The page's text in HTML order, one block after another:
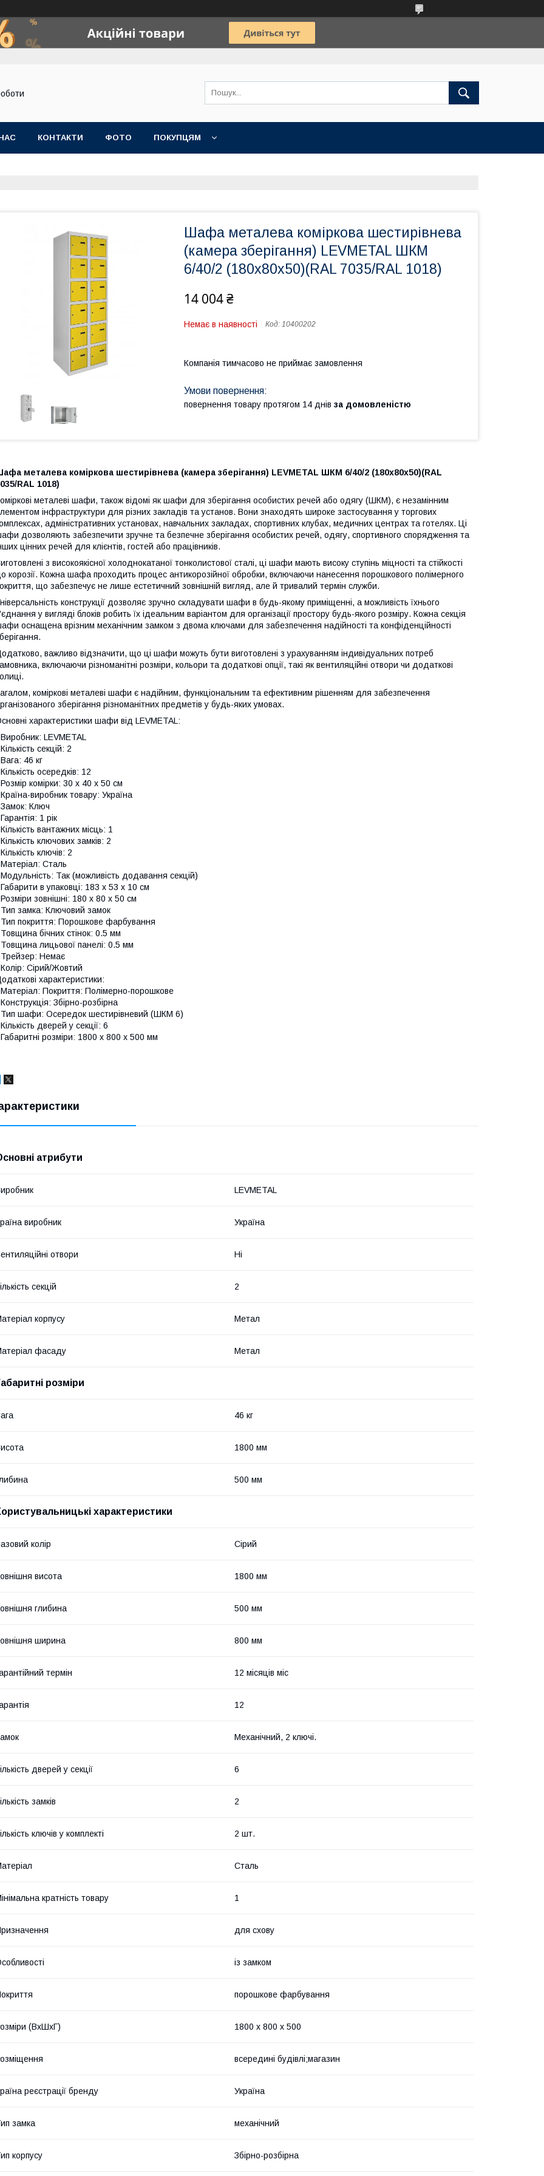
КОНТАКТИ ФОТО ПОКУПЦЯМ
Шафа металева коміркова шестирівнева
(камера зберігання) LEVMETAL ШКМ
6/40/2 (180х80х50)(RAL 7035/RAL 1018)
14 004 ₴
Немає в наявності Код: 10400202
Компанія тимчасово не приймає замовлення
повернення товару протягом 14 днів за домовленістю
металева коміркова шестирівнева (камера зберігання) LEVMETAL ШКМ 6/40/2 (180х80х50)(RAL
RAL 1018)
металеві шафи, також відомі як шафи для зберігання особистих речей або одягу (ШКМ), є незамінним
інфраструктури для різних закладів та установ. Вони знаходять широке застосування у торгових
адміністративних установах, навчальних закладах, спортивних клубах, медичних центрах та готелях. Ці
дозволяють забезпечити зручне та безпечне зберігання особистих речей, одягу, спортивного спорядження та
цінних речей для клієнтів, гостей або працівників.
з високоякісної холоднокатаної тонколистової сталі, ці шафи мають високу ступінь міцності та стійкості
корозії. Кожна шафа проходить процес антикорозійної обробки, включаючи нанесення порошкового полімерного
що забезпечує не лише естетичний зовнішній вигляд, але й тривалий термін служби.
конструкції дозволяє зручно складувати шафи в будь-якому приміщенні, а можливість їхнього
у вигляді блоків робить їх ідеальним варіантом для організації простору будь-якого розміру. Кожна секція
оснащена врізним механічним замком з двома ключами для забезпечення надійності та конфіденційності
важливо відзначити, що ці шафи можуть бути виготовлені з урахуванням індивідуальних потреб
включаючи різноманітні розміри, кольори та додаткові опції, такі як вентиляційні отвори чи додаткові
коміркові металеві шафи є надійним, функціональним та ефективним рішенням для забезпечення
зберігання різноманітних предметів у будь-яких умовах.
характеристики шафи від LEVMETAL:
LEVMETAL
секцій: 2
46 кг
осередків: 12
комірки: 30 х 40 х 50 см
виробник товару: Україна
Ключ
1 рік
вантажних місць: 1
ключових замків: 2
ключів: 2
Сталь
Так (можливість додавання секцій)
в упаковці: 183 х 53 х 10 см
зовнішні: 180 х 80 х 50 см
замка: Ключовий замок
покриття: Порошкове фарбування
бічних стінок: 0.5 мм
лицьової панелі: 0.5 мм
Немає
Сірий/Жовтий
характеристики:
Покриття: Полімерно-порошкове
Збірно-розбірна
шафи: Осередок шестирівневий (ШКМ 6)
дверей у секції: 6
розміри: 1800 х 800 х 500 мм
атрибути
LEVMETAL
виробник Україна
отвори Ні
секцій 2
корпусу Метал
фасаду Метал
розміри
46 кг
1800 мм
500 мм
характеристики
колір Сірий
висота 1800 мм
глибина 500 мм
ширина 800 мм
термін 12 місяців міс
12
Механічний, 2 ключі.
дверей у секції 6
замків 2
ключів у комплекті 2 шт.
Сталь
кратність товару 1
для схову
із замком
порошкове фарбування
(ВхШхГ) 1800 х 800 х 500
всередині будівлі;магазин
реєстрації бренду Україна
замка механічний
корпусу Збірно-розбірна